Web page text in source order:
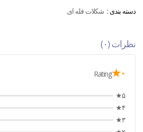
دسته بندی : شکلات فله ای
نظرات (۰)
۰★ Rating
۵★
۴★
۳★